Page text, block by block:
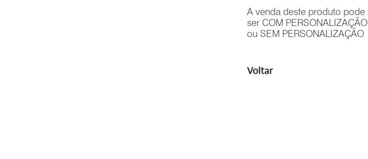
A venda deste produto pode
ser COM PERSONALIZAÇÃO
ou SEM PERSONALIZAÇÃO
Voltar